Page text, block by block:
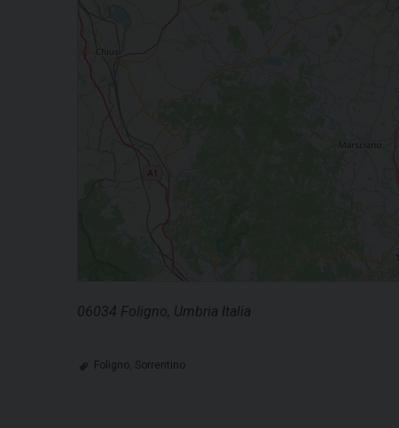
06034 Foligno, Umbria Italia
Foligno Sorrentino